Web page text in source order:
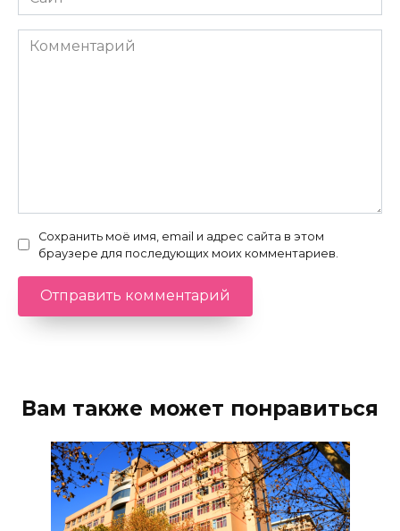
Комментарий
Сохранить моё имя, email и адрес сайта в этом
браузере для последующих моих комментариев.
Вам также может понравиться